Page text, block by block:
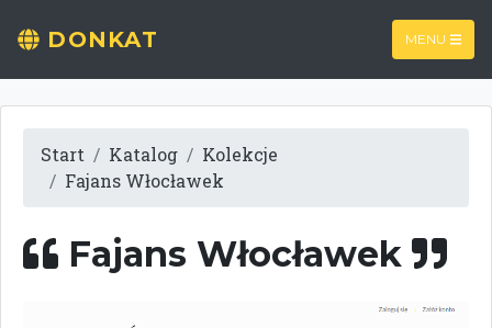
DONKAT MENU
Start Katalog
Kolekcje
Fajans Włocławek
Fajans Włocławek